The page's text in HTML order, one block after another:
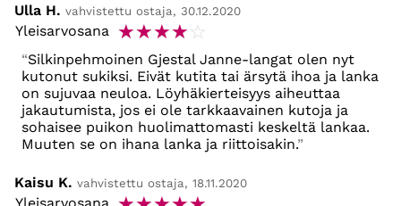
Ulla H. vahvistettu ostaja, 30.12.2020
Yleisarvosana ☆☆☆☆☆
Silkinpehmoinen Gjestal Janne-langat olen nyt
kutonut sukiksi. Eivät kutita tai ärsytä ihoa ja lanka
on sujuvaa neuloa. Löyhäkierteisyys aiheuttaa
jakautumista, jos ei ole tarkkaavainen kutoja ja
sohaisee puikon huolimattomasti keskeltä lankaa.
Muuten se on ihana lanka ja riittoisakin.
Kaisu K. vahvistettu ostaja, 18.11.2020